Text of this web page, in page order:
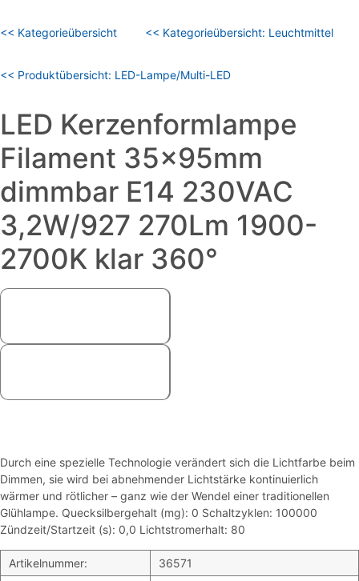
<< Kategorieübersicht << Kategorieübersicht: Leuchtmittel
<< Produktübersicht: LED-Lampe/Multi-LED
LED Kerzenformlampe
Filament 35x95mm
dimmbar E14 230VAC
3,2W/927 270Lm 1900-
2700K klar 360°
Durch eine spezielle Technologie verändert sich die Lichtfarbe beim
Dimmen, sie wird bei abnehmender Lichtstärke kontinuierlich
wärmer und rötlicher – ganz wie der Wendel einer traditionellen
Glühlampe. Quecksilbergehalt (mg): 0 Schaltzyklen: 100000
Zündzeit/Startzeit (s): 0,0 Lichtstromerhalt: 80
Artikelnummer: 36571